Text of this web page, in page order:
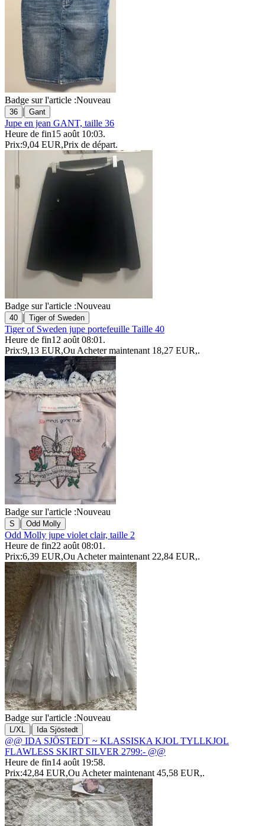
Badge sur l'article :Nouveau
36 | Gant
Jupe en jean GANT, taille 36
Heure de fin15 août 10:03.
Prix:9,04 EUR,Prix de départ.
Badge sur l'article :Nouveau
40 | Tiger of Sweden
Tiger of Sweden jupe portefeuille Taille 40
Heure de fin12 août 08:01 .
Prix:9,13 EUR,Ou Acheter maintenant 18,27 EUR,.
Badge sur l'article :Nouveau
S | Odd Molly
Odd Molly jupe violet clair, taille 2
Heure de fin22 août 08:01 .
Prix:6,39 EUR,Ou Acheter maintenant 22,84 EUR,.
Badge sur l'article :Nouveau
L/XL | Ida Sjöstedt
@@ IDA SJÖSTEDT ~ KLASSISKA KJOL TYLLKJOL
FLAWLESS SKIRT SILVER 2799:- @@
Heure de fin14 août 19:58.
Prix:42,84 EUR,Ou Acheter maintenant 45,58 EUR,.